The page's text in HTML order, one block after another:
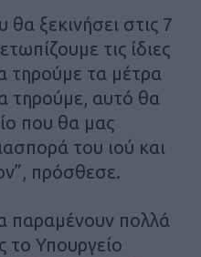
θα ξεκινήσει στις 7
τις ίδιες
τηρούμε τα μέτρα
τηρούμε, αυτό θα
που θα μας
του ιού και
πρόσθεσε.
παραμένουν πολλά
το Υπουργείο